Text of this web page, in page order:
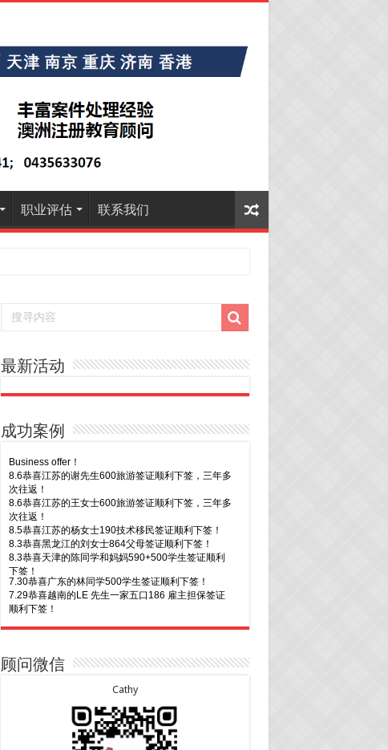
职业评估 联系我们
最新活动
成功案例
8.7恭喜山东的沈先生夫妇600旅游签证顺利下签，三
年多次往返！
8.6恭喜江苏的谢先生600旅游签证顺利下签，三年多
8.6恭喜江苏的王女士600旅游签证顺利下签，三年多
8.3恭喜黑龙江的刘女士864父母签证顺利下签！
下签！
7.30恭喜广东的林同学500学生签证顺利下签！
7.29恭喜越南的LE 先生一家五口186 雇主担保签证
顺利下签！
7.29恭喜日本的Motegi女士485工作签证顺利下签！
7.28恭喜山东的李先生189技术移民签证顺利下签！
7.24恭喜辽宁的蔡同学500学生签证顺利下签！
7.24恭喜山东的许同学顺利拿到莫纳什大学Bachelor
of Accounting offer!
7.22恭喜安徽的吴先生190技术移民签证顺利下签！
7.22恭喜尼泊尔的Shrestha先生491州担保签证顺利
下签！
签！
7.15恭喜江苏的曹同学500学生签证顺利下签！
7.13恭喜广东的邓同学500学生签证顺利下签！
7.9恭喜广东的喻同学500学生签证顺利下签！
7.8恭喜黑龙江的刘女士600旅游签证顺利下签，三年
顾问微信
Cathy